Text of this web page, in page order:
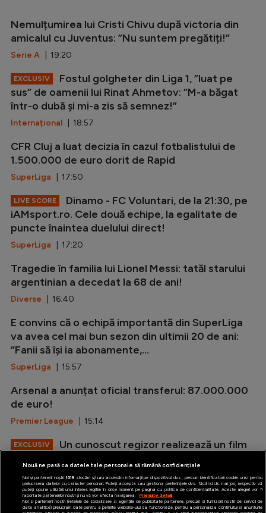
Nemulțumirea lui Cristi Chivu după victoria din
amicalul cu Juventus: ”Nu suntem pregătiți!”
Serie A | 19:20
EXCLUSIV
Fostul golgheter din Liga 1, ”luat pe
sus” de oamenii lui Rinat Ahmetov: ”M-a băgat
într-o dubă și mi-a zis să semnez!”
Internațional | 18:57
CFR Cluj a luat decizia în cazul fotbalistului de
1.500.000 de euro dorit de Rapid
SuperLiga | 17:50
LIVE SCORE
Dinamo - FC Voluntari, de la 21:30, pe
iAMsport.ro. Cele două echipe, la egalitate de
puncte înaintea duelului direct!
SuperLiga | 17:20
Tragedie în familia lui Lionel Messi: tatăl starului
argentinian a decedat la 68 de ani!
Diverse | 16:40
E convins că o echipă importantă din SuperLiga
va avea cel mai bun sezon din ultimii 20 de ani:
”Fanii să își ia abonamente,...
SuperLiga | 15:57
Arsenal a anunțat oficial transferul: 87.000.000
de euro!
Premier League | 15:14
EXCLUSIV
Un cunoscut regizor realizează un film
Special| 14:36
Nouă ne pasă ca datele tale personale să rămână confidențiale
Noi și partenerii noștri 1019stocăm și/sau accesăm informații pe dispozitivul dvs., precum identificatorii cookie unici pentru
prelucrarea datelor cu caracter personal. Puteți accepta sau gestiona preferințele dvs. făcând clic mai jos, respectiv vă
puteți opune utilizării unui interes legitim în orice moment pe pagina cu politica de confidențialitate. Aceste alegeri vor fi
raportate partenerilor noștri și nu vă vor afecta navigarea.
Mai multe detalii
Noi si partenerii nostri (retelele de socializare si agentiile de publicitate partenere, precum si furnizorii nostri de servicii de
date analitice) prelucram date pentru a permite website-ului sa functioneze, pentru a personaliza continutul si anunturile